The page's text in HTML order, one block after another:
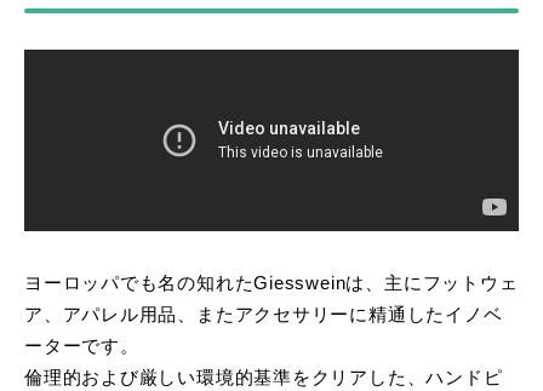
ヨーロッパでも名の知れたGiessweinは、主にフットウェ
ア、アパレル用品、またアクセサリーに精通したイノベ
ーターです。
倫理的および厳しい環境的基準をクリアした、ハンドピ